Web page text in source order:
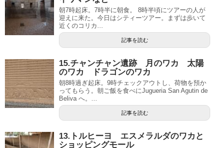
朝7時起床。7時半に朝食。 8時半頃にツアーの人が
迎えに来た。今日はシティーツアー。まずは歩いて
近くのコリカ...
記事を読む
15.チャンチャン遺跡 月のワカ 太陽
のワカ ドラゴンのワカ
朝8時過ぎ起床。9時チェックアウトし、荷物を預か
ってもらう。朝ご飯を食べにJugueria San Agutin de
Beliva へ。...
記事を読む
13.トルヒーヨ エスメラルダのワカと
ショッピングモール